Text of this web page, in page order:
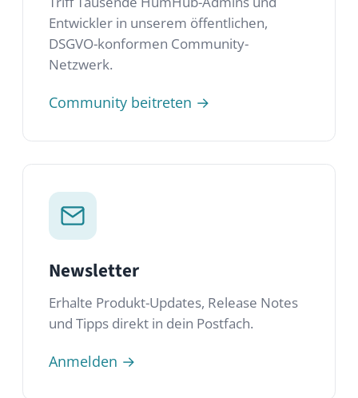
Häufig gestellte
Fragen
In unserem FAQ-Bereich findest du
Informationen zu HumHub, unserer Idee
und Vision sowie Antworten auf die
häufigsten Fragen zu unserer Software.